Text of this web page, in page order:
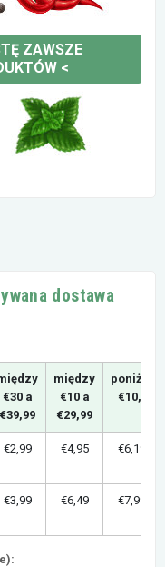
ZAWSZE
<
dostawa
€30 a
€39,99
między
€10 a
€29,99
poniżej
€10,-
€2,99 €4,95 €6,19
€3,99 €6,49 €7,99